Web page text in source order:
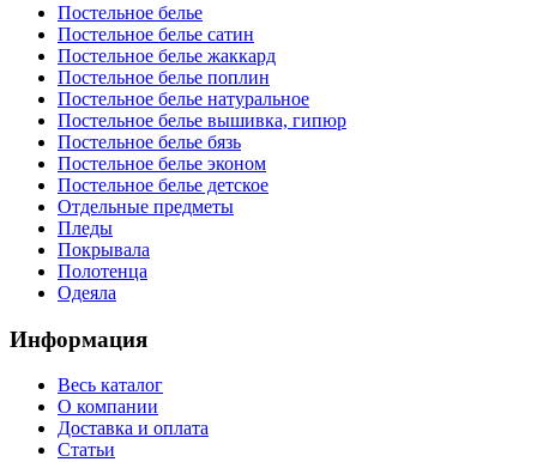
Постельное белье
Постельное белье сатин
Постельное белье жаккард
Постельное белье поплин
Постельное белье натуральное
Постельное белье вышивка, гипюр
Постельное белье бязь
Постельное белье эконом
Постельное белье детское
Отдельные предметы
Пледы
Покрывала
Полотенца
Одеяла
Информация
Весь каталог
О компании
Доставка и оплата
Статьи